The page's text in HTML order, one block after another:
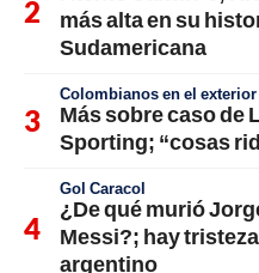
más alta en su
Sudamericana
Colombianos en el exterior
Más sobre caso de
Sporting; “cosas
Gol Caracol
¿De qué murió
Messi?; hay
argentino